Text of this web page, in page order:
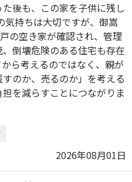
た後も、この家を子供に残し
気持ちは大切ですが、御嵩
の空き家が確認され、管理
倒壊危険のある住宅も存在
ら考えるのではなく、親が
のか、売るのか」を考える
を減らすことにつながりま
2026年08月01日